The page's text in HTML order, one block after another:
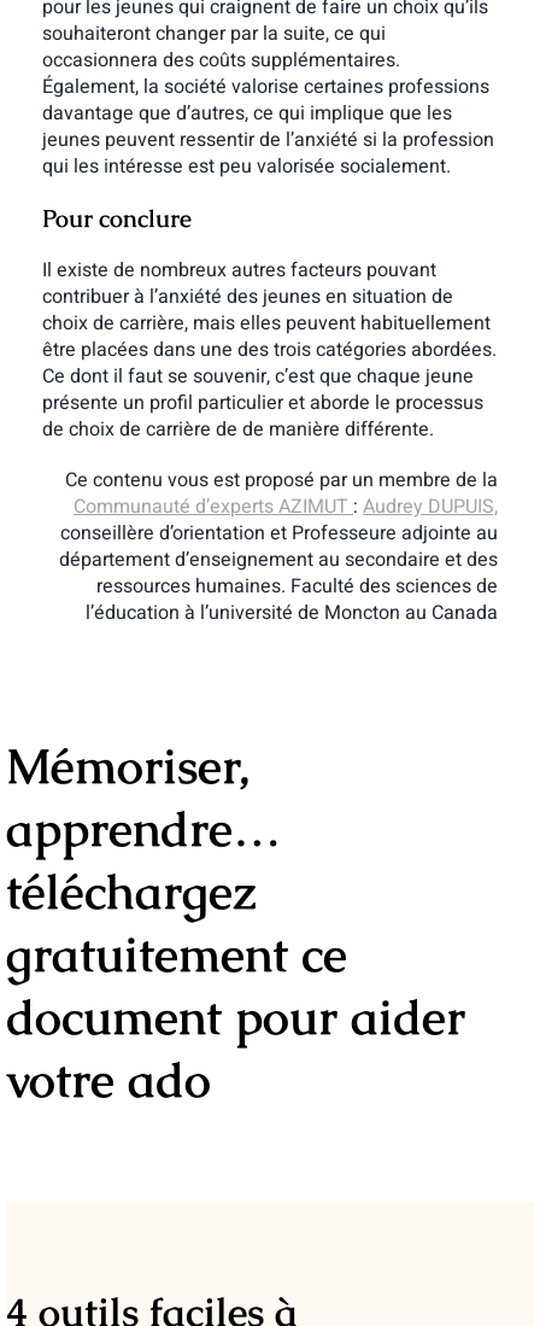
pour les jeunes qui craignent de faire un choix qu’ils
souhaiteront changer par la suite, ce qui
occasionnera des coûts supplémentaires.
Également, la société valorise certaines professions
davantage que d’autres, ce qui implique que les
jeunes peuvent ressentir de l’anxiété si la profession
qui les intéresse est peu valorisée socialement.
Pour conclure
Il existe de nombreux autres facteurs pouvant
contribuer à l’anxiété des jeunes en situation de
choix de carrière, mais elles peuvent habituellement
être placées dans une des trois catégories abordées.
Ce dont il faut se souvenir, c’est que chaque jeune
présente un profil particulier et aborde le processus
de choix de carrière de de manière différente.
Ce contenu vous est proposé par un membre de la
Communauté d’experts AZIMUT:Audrey DUPUIS,
conseillère d’orientation et Professeure adjointe au
département d’enseignement au secondaire et des
ressources humaines. Faculté des sciences de
l’éducation à l’université de Moncton au Canada
Mémoriser,
apprendre…
téléchargez
gratuitement ce
document pour aider
votre ado
4 outils faciles à